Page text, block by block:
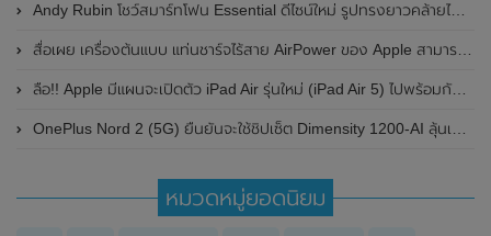
Andy Rubin โชว์สมาร์ทโฟน Essential ดีไซน์ใหม่ รูปทรงยาวคล้ายไม้บรรทัด
สื่อเผย เครื่องต้นแบบ แท่นชาร์จไร้สาย AirPower ของ Apple สามารถแก้ไขปัญหา และใช้งานกับ Apple Watch ได้สำเร็จแล้ว
ลือ!! Apple มีแผนจะเปิดตัว iPad Air รุ่นใหม่ (iPad Air 5) ไปพร้อมกับ iPhone SE 2022 (iPhone SE 3) ในเร็วๆนี้
OnePlus Nord 2 (5G) ยืนยันจะใช้ชิปเซ็ต Dimensity 1200-AI ลุ้นเปิดตัวในช่วงเดือนกรกฎาคม 2021 นี้
หมวดหมู่ยอดนิยม